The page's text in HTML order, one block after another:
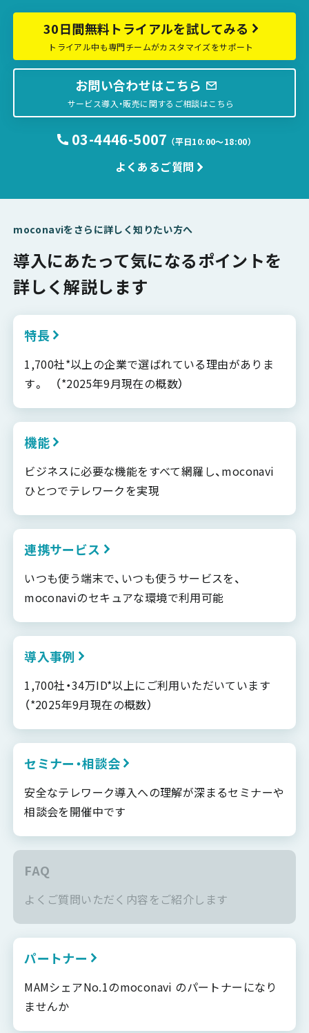
30日間無料トライアルを試してみる
トライアル中も専門チームがカスタマイズをサポート
お問い合わせはこちら
サービス導入・販売に関するご相談はこちら
03-4446-5007 （平日10:00〜18:00）
よくあるご質問
moconaviをさらに詳しく知りたい方へ
導入にあたって気になるポイントを
詳しく解説します
特長
1,700社*以上の企業で選ばれている理由がありま
す。 （*2025年9月現在の概数）
機能
ビジネスに必要な機能をすべて網羅し、moconavi
ひとつでテレワークを実現
連携サービス
いつも使う端末で、いつも使うサービスを、
moconaviのセキュアな環境で利用可能
導入事例
1,700社・34万ID*以上にご利用いただいています
（*2025年9月現在の概数）
セミナー・相談会
安全なテレワーク導入への理解が深まるセミナーや
相談会を開催中です
FAQ
よくご質問いただく内容をご紹介します
パートナー
MAMシェアNo.1のmoconavi のパートナーになり
ませんか